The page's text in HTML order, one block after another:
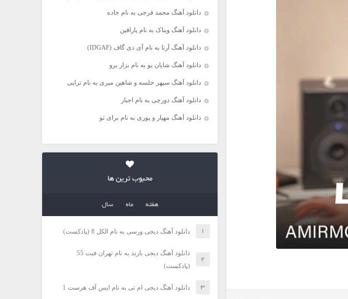
دانلود آهنگ محمد فرجی به نام جاده
دانلود آهنگ ویناک به نام پارافین
دانلود آهنگ آرتا به نام آی دی گاف (IDGAF)
دانلود آهنگ شایان یو به نام بزار برو
دانلود آهنگ سپهر خلسه و شاهین میری به نام تراپی
دانلود آهنگ دورچی به نام اجبار
دانلود آهنگ مهیار و پوری به نام برای تو
محبوب ترین ها
هفته ماه سال
دانلود آهنگ دیجی ورسی به نام الکل 8 (پادکست)
دانلود آهنگ دیجی باربد به نام تهران فیت 55
(پادکست)
دانلود آهنگ دیجی ام تی به نام ایس آف هرست 1